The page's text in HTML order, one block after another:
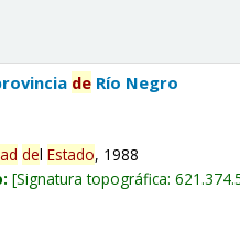
de Río Negro
delEstado, 1988
Signatura topográfica: